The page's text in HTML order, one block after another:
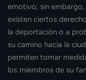
emotivo; sin
existen ciertos
la deportación o a
su camino hacia la
permiten tomar
los miembros de su